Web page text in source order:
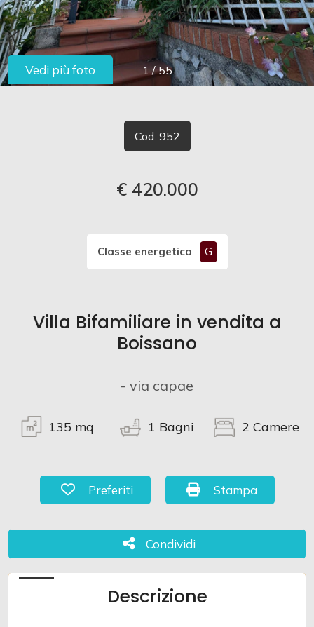
1 / 55
Vedi più foto
Cod. 952
€ 420.000
Classe energetica: G
Villa Bifamiliare in vendita a
Boissano
- via capae
135 mq 1 Bagni 2 Camere
Preferiti: Cod. 952
Preferiti Stampa: Cod. 952
Stampa
Condividi
Condividi
Descrizione
LAVORA
CON
NOI
Provincia
Comune
Totale